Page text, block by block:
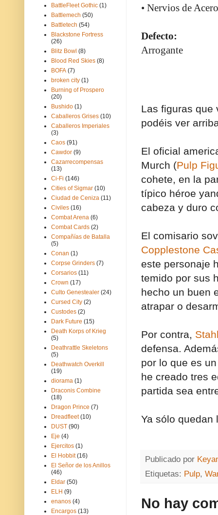
• Nervios de
Defecto:
Arrogante
Las figuras que
podéis ver
El oficial
Murch (Pulp
cohete, en la
típico héroe
cabeza y duro
El comisario
Copplestone
este personaje
temido por sus
hecho un buen
atrapar o
Por contra,
defensa.
por lo que es
he creado tres
partida sea
Ya sólo quedan
Publicado por
Etiquetas: Pulp,
No hay
BattleFleet Gothic (1)
Battlemech (50)
Battletech (54)
Blackstone Fortress
(26)
Blitz Bowl (8)
Blood Red Skies (8)
BOFA (7)
broken city (1)
Burning of Prospero
(20)
Bushido (1)
Caballeros Grises (10)
Caballeros Imperiales
(3)
Caos (91)
Cawdor (9)
Cazarrecompensas
(13)
Ci-Fi (146)
Cities of Sigmar (10)
Ciudad de Ceniza (11)
Civiles (16)
Combat Arena (6)
Combat Cards (2)
Compañías de Batalla
(5)
Conan (1)
Corpse Grinders (7)
Corsarios (11)
Crown (17)
Culto Genestealer (24)
Cursed City (2)
Custodes (2)
Dark Future (15)
Death Korps of Krieg
(5)
Deathrattle Skeletons
(5)
Deathwatch Overkill
(19)
diorama (1)
Draconis Combine
(18)
Dragon Prince (7)
Dreadfleet (10)
DUST (90)
Eje (4)
Ejercitos (1)
El Hobbit (16)
El Señor de los Anillos
(46)
Eldar (50)
ELH (9)
enanos (4)
Encargos (13)